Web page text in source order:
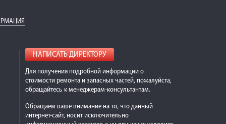
НАПИСАТЬ ДИРЕКТОРУ
Для получения подробной информации о
стоимости ремонта и запасных частей, пожалуйста,
обращайтесь к менеджерам-консультантам.
Обращаем ваше внимание на то, что данный
интернет-сайт, носит исключительно